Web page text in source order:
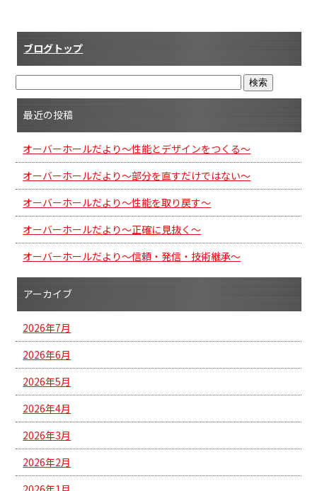
ブログトップ
最近の投稿
オーバーホールだより～性能とデザインをつくる～
オーバーホールだより～部分を直すだけではない～
オーバーホールだより～性能を取り戻す～
オーバーホールだより～正確に見抜く～
オーバーホールだより～信頼・発信・技術継承～
アーカイブ
2026年7月
2026年6月
2026年5月
2026年4月
2026年3月
2026年2月